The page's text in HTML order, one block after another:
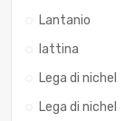
Lantanio
lattina
Lega di nichel
Lega di nichel